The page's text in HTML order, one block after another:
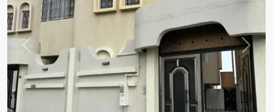
Next